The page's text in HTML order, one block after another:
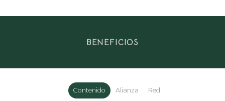
BENEFICIOS
Contenido Alianza Red